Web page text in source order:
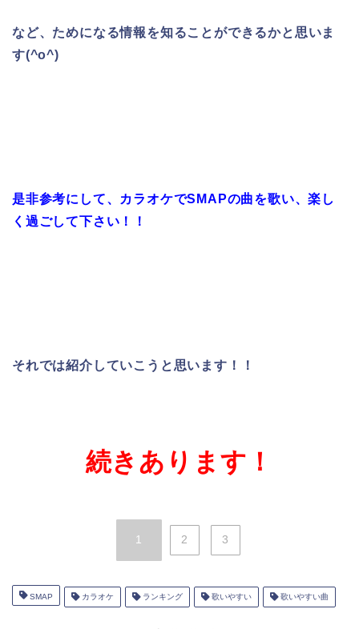
など、ためになる情報を知ることができるかと思いま
す(^o^)
是非参考にして、カラオケでSMAPの曲を歌い、楽し
く過ごして下さい！！
それでは紹介していこうと思います！！
続きあります！
1 2 3
SMAP カラオケ ランキング 歌いやすい 歌いやすい曲